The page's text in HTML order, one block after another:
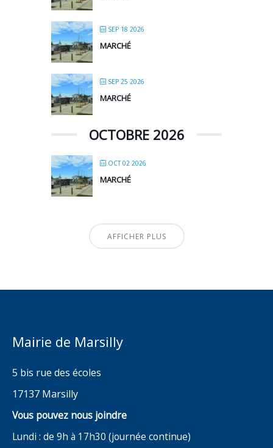
SEP 18 2026
MARCHÉ
SEP 25 2026
MARCHÉ
OCTOBRE 2026
OCT 02 2026
MARCHÉ
AFFICHER PLUS
Mairie de Marsilly
5 bis rue des écoles
17137 Marsilly
Vous pouvez nous joindre
Lundi : de 9h à 17h30 (journée continue)